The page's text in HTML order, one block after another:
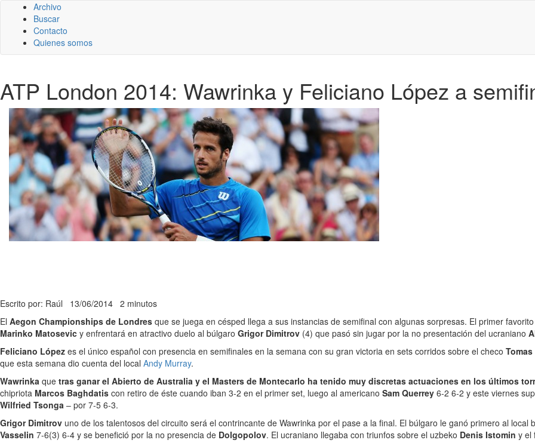
Archivo
Buscar
Contacto
Quienes somos
ATP London 2014: Wawrinka y Feliciano López a
Escrito por: Raúl 13/06/2014 2 minutos
El Aegon Championships de Londres que se juega en césped llega a sus instancias de semifinal con algunas sorpresas. El primer
Marinko Matosevic y enfrentará en atractivo duelo al búlgaro Grigor Dimitrov (4) que pasó sin jugar por la no presentación del ucraniano
Feliciano López es el único español con presencia en semifinales en la semana con su gran victoria en sets corridos sobre el checo
que esta semana dio cuenta del local Andy Murray.
Wawrinka que tras ganar el Abierto de Australia y el Masters de Montecarlo ha tenido muy discretas actuaciones en los últimos
chipriota Marcos Baghdatis con retiro de éste cuando iban 3-2 en el primer set, luego al americano Sam Querrey 6-2 6-2 y este viernes
Wilfried Tsonga – por 7-5 6-3.
Grigor Dimitrov uno de los talentosos del circuito será el contrincante de Wawrinka por el pase a la final. El búlgaro le ganó primero al local
Vasselin 7-6(3) 6-4 y se benefició por la no presencia de Dolgopolov. El ucraniano llegaba con triunfos sobre el uzbeko Denis Istomin y el